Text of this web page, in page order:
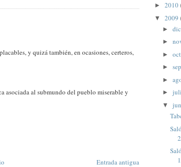
y quizá también, en ocasiones, certeros,
asociada al submundo del pueblo miserable y
Entrada antigua
► 2010
▼ 2009
►
►
►
►
►
►
▼